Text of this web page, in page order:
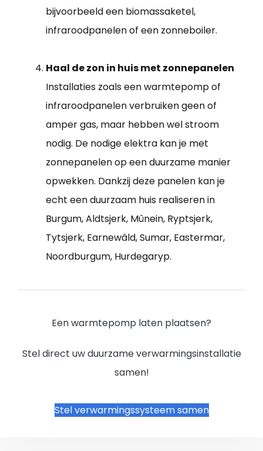
bijvoorbeeld een biomassaketel,
infraroodpanelen of een zonneboiler.
Haal de zon in huis met zonnepanelen
Installaties zoals een warmtepomp of
infraroodpanelen verbruiken geen of
amper gas, maar hebben wel stroom
nodig. De nodige elektra kan je met
zonnepanelen op een duurzame manier
opwekken. Dankzij deze panelen kan je
echt een duurzaam huis realiseren in
Burgum, Aldtsjerk, Mûnein, Ryptsjerk,
Tytsjerk, Earnewâld, Sumar, Eastermar,
Noordburgum, Hurdegaryp.
Een warmtepomp laten plaatsen?
Stel direct uw duurzame verwarmingsinstallatie
samen!
Stel verwarmingssysteem samen